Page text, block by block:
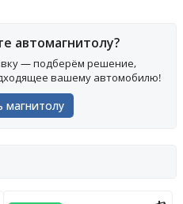
автомагнитолу?
— подберём решение,
вашему автомобилю!
магнитолу